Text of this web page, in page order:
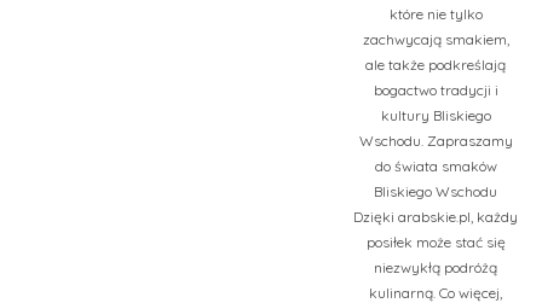
które nie tylko
zachwycają smakiem,
ale także podkreślają
bogactwo tradycji i
kultury Bliskiego
Wschodu. Zapraszamy
do świata smaków
Bliskiego Wschodu
Dzięki arabskie.pl, każdy
posiłek może stać się
niezwykłą podróżą
kulinarną. Co więcej,